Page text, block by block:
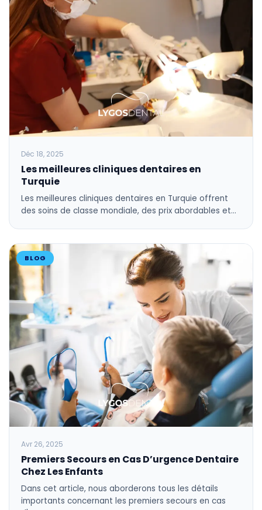
Déc 18, 2025
Les meilleures cliniques dentaires en
Turquie
Les meilleures cliniques dentaires en Turquie offrent
des soins de classe mondiale, des prix abordables et…
BLOG
Avr 26, 2025
Premiers Secours en Cas D’urgence Dentaire
Chez Les Enfants
Dans cet article, nous aborderons tous les détails
importants concernant les premiers secours en cas